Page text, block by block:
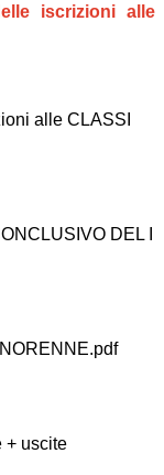
iscrizioni alle
alle CLASSI
DEL I
+ uscite